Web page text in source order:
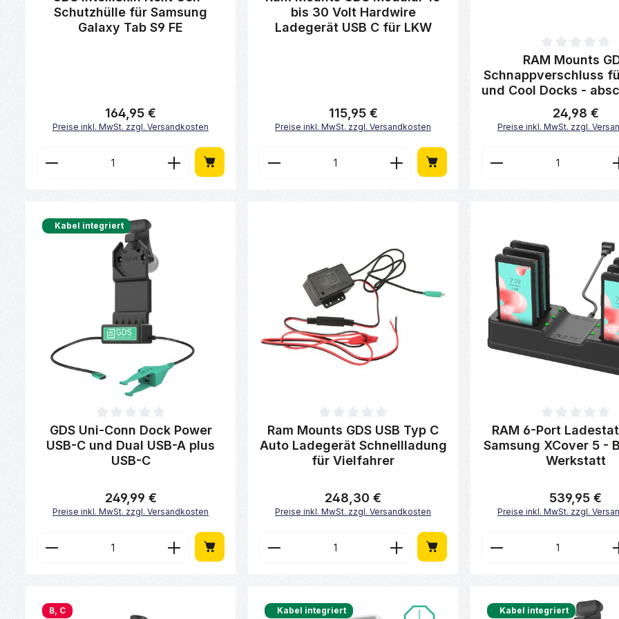
Schutzhülle für Samsung
Galaxy Tab S9 FE
Regulärer Preis:
164,95 €
Preise inkl. MwSt. zzgl. Versandkosten
Produkt Anzahl: Gib den gewünschten Wert ein oder benutze die
bis 30 Volt Hardwire
Ladegerät USB C für LKW
Regulärer Preis:
115,95 €
Preise inkl. MwSt. zzgl. Versandkosten
Produkt Anzahl: Gib den gewünschten
Durchschnittliche Bewertung
RAM Mounts
Schnappverschluss
und Cool Docks -
Regulärer Preis:
24,98 €
Preise inkl. MwSt. zzgl.
Produkt
Kabel integriert
Durchschnittliche Bewertung von 0 von 5 Sternen
GDS Uni-Conn Dock Power
USB-C und Dual USB-A plus
USB-C
Regulärer Preis:
249,99 €
Preise inkl. MwSt. zzgl. Versandkosten
Produkt Anzahl: Gib den gewünschten Wert ein oder benutze die
Durchschnittliche Bewertung von 0 von 5 Sternen
Ram Mounts GDS USB Typ C
Auto Ladegerät Schnellladung
für Vielfahrer
Regulärer Preis:
248,30 €
Preise inkl. MwSt. zzgl. Versandkosten
Produkt Anzahl: Gib den gewünschten
Durchschnittliche Bewertung
RAM 6-Port
Samsung XCover 5 -
Werkstatt
Regulärer Preis:
539,95 €
Preise inkl. MwSt. zzgl.
Produkt
B, C Kabel integriert Kabel integriert